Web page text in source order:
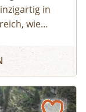
in
wie
Höhlen